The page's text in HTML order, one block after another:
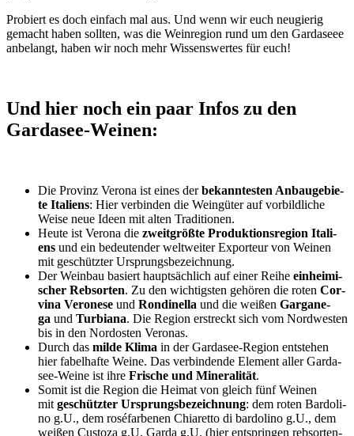
Pro­biert es doch ein­fach mal aus. Und wenn wir euch neu­gie­rig
gemacht haben soll­ten, was die Wein­re­gi­on rund um den Gar­da­seee
anbe­langt, haben wir noch mehr Wis­sens­wer­tes für euch!
Und hier noch ein paar Infos zu den
Gardasee-Weinen:
Die Pro­vinz Vero­na ist eines derbekann­tes­ten Anbau­ge­bie­
te Ita­li­ens: Hier ver­bin­den die Wein­gü­ter auf vor­bild­li­che
Wei­se neue Ideen mit alten Traditionen.
Heu­te ist Vero­na die zweit­größ­te Pro­duk­ti­ons­re­gi­on Ita­li­
ens und ein bedeu­ten­der welt­wei­ter Expor­teur von Wei­nen
mit geschütz­ter Ursprungsbezeichnung.
Der Wein­bau basiert haupt­säch­lich auf einer Rei­he ein­hei­mi­
scher Reb­sor­ten. Zu den wich­tigs­ten gehö­ren die roten Cor­
vina Vero­ne­se und Ron­di­nella und die wei­ßen Gar­ga­ne­
ga und Tur­bia­na. Die Regi­on erstreckt sich vom Nord­wes­ten
bis in den Nord­os­ten Veronas.
Durch das mil­de Kli­ma in der Gar­da­see-Regi­on ent­ste­hen
hier fabel­haf­te Wei­ne. Das ver­bin­den­de Ele­ment aller Gar­da­
see-Wei­ne ist ihre Fri­sche und Mine­ra­li­tät.
Somit ist die Regi­on die Hei­mat von gleich fünf Wei­nen
mit geschütz­ter Ursprungs­be­zeich­nung: dem roten Bar­do­li­
no g.U., dem rosé­far­be­nen Chia­ret­to di bar­do­li­no g.U., dem
wei­ßen Cus­to­za g.U. Gar­da g.U. (hier ent­sprin­gen reb­sor­ten­